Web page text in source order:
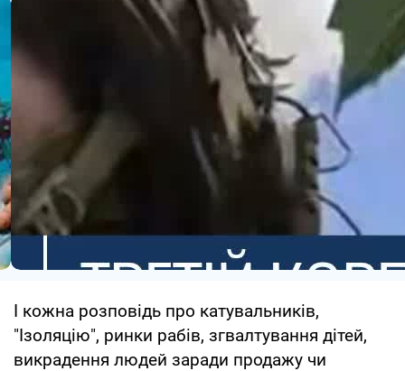
І кожна розповідь про катувальників,
"Ізоляцію", ринки рабів, згвалтування дітей,
викрадення людей заради продажу чи